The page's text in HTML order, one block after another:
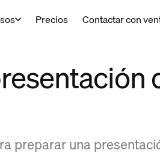
Precios Contactar con
preparar una